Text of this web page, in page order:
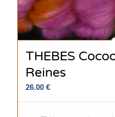
THEBES
Reines
26.00 €